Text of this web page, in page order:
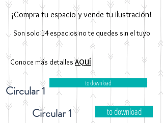
¡Compra tu espacio y vende tu ilustración!
Son solo 14 espacios no te quedes sin el tuyo
Conoce más detallesAQUÍ
Circular 1
to download
Circular 1 to download